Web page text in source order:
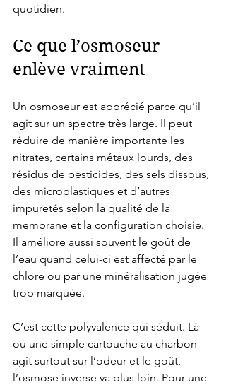
quotidien.
Ce que l’osmoseur
enlève vraiment
Un osmoseur est apprécié parce qu’il
agit sur un spectre très large. Il peut
réduire de manière importante les
nitrates, certains métaux lourds, des
résidus de pesticides, des sels dissous,
des microplastiques et d’autres
impuretés selon la qualité de la
membrane et la configuration choisie.
Il améliore aussi souvent le goût de
l’eau quand celui-ci est affecté par le
chlore ou par une minéralisation jugée
trop marquée.
C’est cette polyvalence qui séduit. Là
où une simple cartouche au charbon
agit surtout sur l’odeur et le goût,
l’osmose inverse va plus loin. Pour une